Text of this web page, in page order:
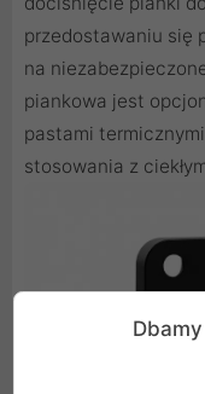
przedostawaniu się
na
piankowa jest
pastami
stosowania z